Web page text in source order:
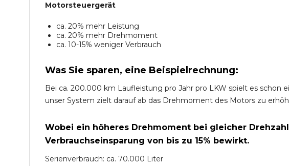
Motorsteuergerät
ca. 20% mehr Leistung
ca. 20% mehr Drehmoment
ca. 10-15% weniger Verbrauch
Was Sie sparen, eine Beispielrechnung:
Bei ca. 200.000 km Laufleistung pro Jahr pro LKW spielt es
unser System zielt darauf ab das Drehmoment des Motors zu
Wobei ein höheres Drehmoment bei gleicher
Verbrauchseinsparung von bis zu 15% bewirkt.
Serienverbrauch: ca. 70.000 Liter